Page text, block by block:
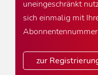
uneingeschränkt
sich einmalig mit
zur